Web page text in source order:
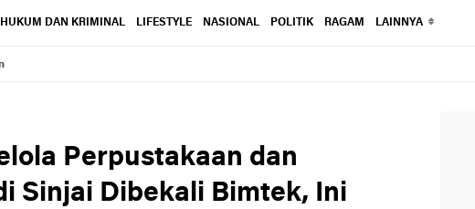
HUKUM DAN KRIMINAL LIFESTYLE NASIONAL POLITIK RAGAM LAINNYA
Perpustakaan dan
Sinjai Dibekali Bimtek, Ini